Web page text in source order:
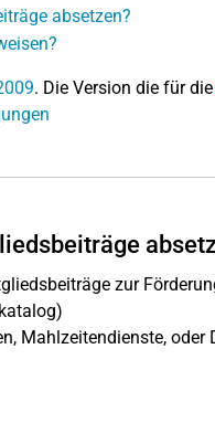
absetzen?
. Die Version die für die
zur
Mahlzeitendienste, oder